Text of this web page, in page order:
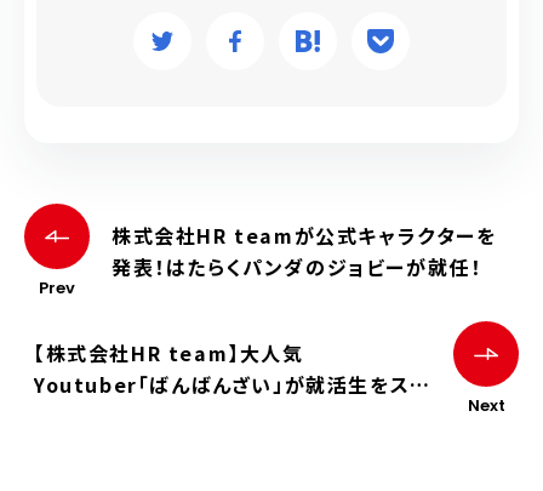
Prev
株式会社HR teamが公式キャラクターを
発表！はたらくパンダのジョビーが就任！
Next
【株式会社HR team】大人気
Youtuber「ばんばんざい」が就活生をスカ